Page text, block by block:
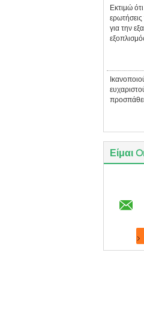
Εκτιμώ
για την
Είμαι